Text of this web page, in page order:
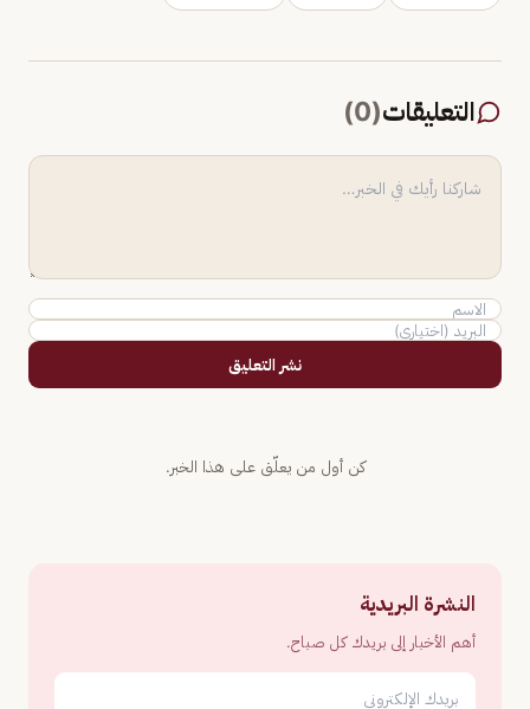
التعليقات(
0
)
نشر التعليق
كن أول من يعلّق على هذا الخبر.
النشرة البريدية
أهم الأخبار إلى بريدك كل صباح.